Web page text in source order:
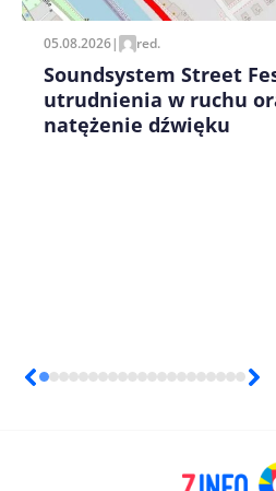
05.08.2026| red.
Soundsystem Street
utrudnienia w ruchu
natężenie dźwięku